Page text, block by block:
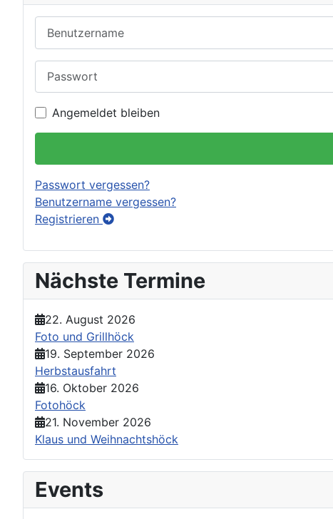
Angemeldet bleiben
Passwort vergessen?
Benutzername vergessen?
Registrieren
Nächste Termine
22. August 2026
Foto und Grillhöck
19. September 2026
Herbstausfahrt
16. Oktober 2026
Fotohöck
21. November 2026
Klaus und Weihnachtshöck
Events